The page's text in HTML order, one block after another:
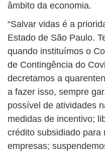
âmbito da economia.
“Salvar vidas é a
Estado de São Paulo.
quando instituímos o
de Contingência do
decretamos a
a fazer isso, sempre
possível de atividades
medidas de incentivo;
crédito subsidiado para
empresas;